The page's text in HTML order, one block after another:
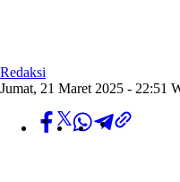
Redaksi
Jumat, 21 Maret 2025 - 22:51